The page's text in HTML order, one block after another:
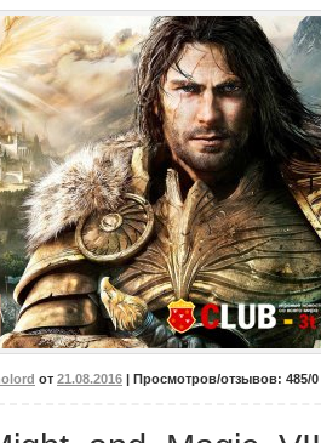
от 21.08.2016 | Просмотров/отзывов: 485/0